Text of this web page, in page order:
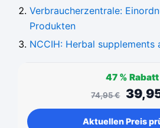
Verbraucherzentrale:
Produkten
NCCIH: Herbal supplements
47 % Rabatt
74,95€
Aktuellen Preis